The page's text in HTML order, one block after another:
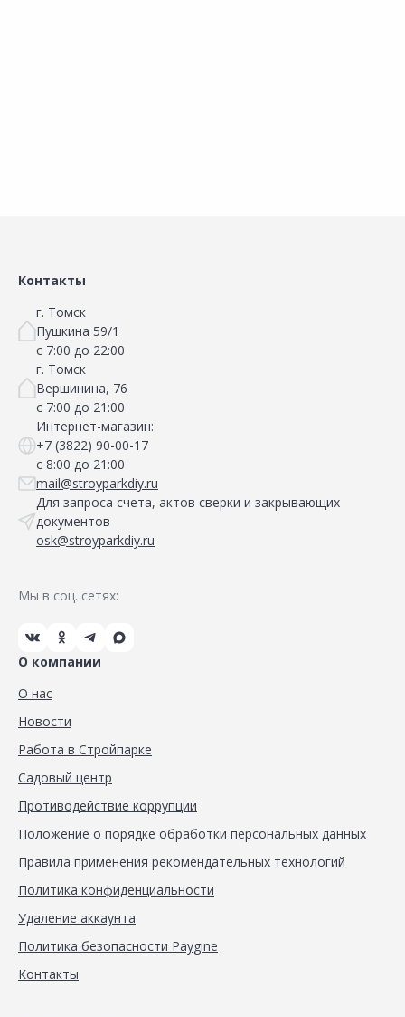
Контакты
г. Томск
Пушкина 59/1
с 7:00 до 22:00
г. Томск
Вершинина, 76
с 7:00 до 21:00
Интернет-магазин:
+7 (3822) 90-00-17
с 8:00 до 21:00
mail@stroyparkdiy.ru
Для запроса счета, актов сверки и закрывающих
документов
osk@stroyparkdiy.ru
Мы в соц. сетях:
О компании
О нас
Новости
Работа в Стройпарке
Садовый центр
Противодействие коррупции
Положение о порядке обработки персональных данных
Правила применения рекомендательных технологий
Политика конфиденциальности
Удаление аккаунта
Политика безопасности Paygine
Контакты